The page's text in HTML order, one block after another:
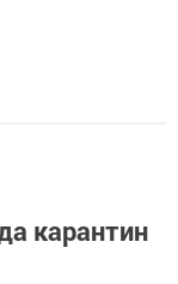
карантин